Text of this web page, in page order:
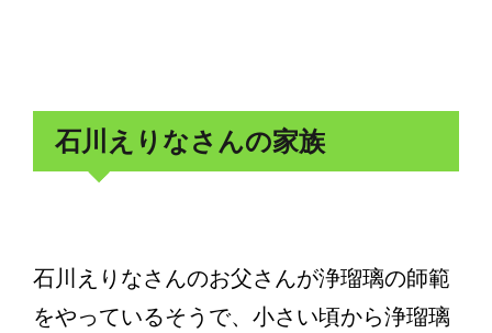
石川えりなさんの家族
石川えりなさんのお父さんが浄瑠璃の師範
をやっているそうで、小さい頃から浄瑠璃